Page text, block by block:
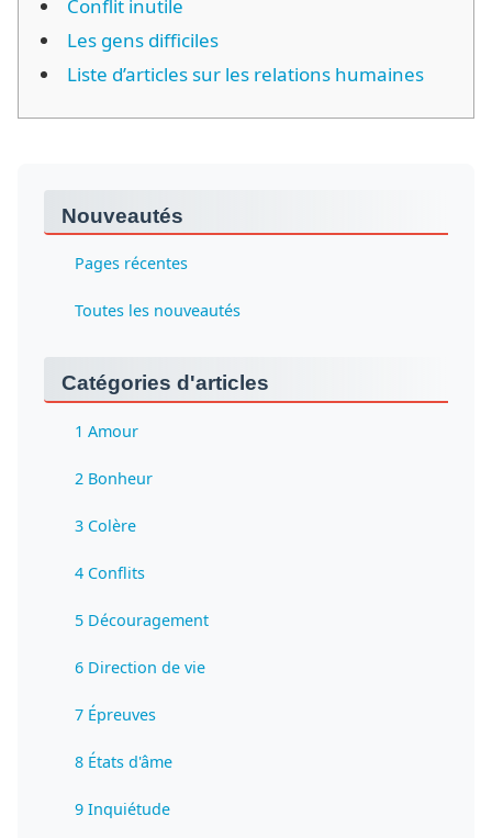
Conflit inutile
Les gens difficiles
Liste d’articles sur les relations humaines
Nouveautés
Pages récentes
Toutes les nouveautés
Catégories d'articles
1 Amour
2 Bonheur
3 Colère
4 Conflits
5 Découragement
6 Direction de vie
7 Épreuves
8 États d'âme
9 Inquiétude